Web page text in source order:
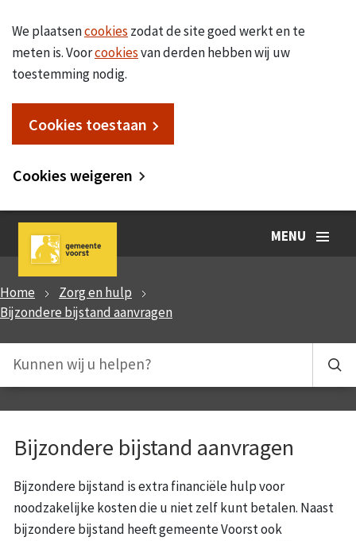
We plaatsencookies zodat de site goed werkt en te
meten is. Voorcookiesvan derden hebben wij uw
toestemming nodig.
Cookies toestaan
Cookies weigeren
MENU
Home
Zorg en hulp
Bijzondere bijstand aanvragen
Bijzondere bijstand aanvragen
Bijzondere bijstand is extra financiële hulp voor
noodzakelijke kosten die u niet zelf kunt betalen. Naast
bijzondere bijstand heeft gemeente Voorst ook